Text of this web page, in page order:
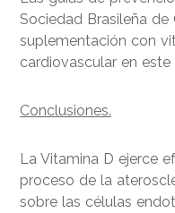
Sociedad Brasileña
suplementación con
cardiovascular en
Conclusiones.
La Vitamina D ejerce
proceso de la
sobre las células